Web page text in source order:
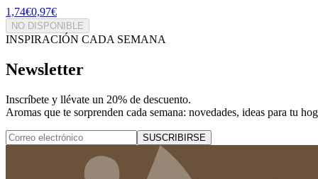
1,74€0,97€
NO DISPONIBLE
INSPIRACIÓN CADA SEMANA
Newsletter
Inscríbete y llévate un 20% de descuento.
Aromas que te sorprenden cada semana: novedades, ideas para tu
SUSCRIBIRSE